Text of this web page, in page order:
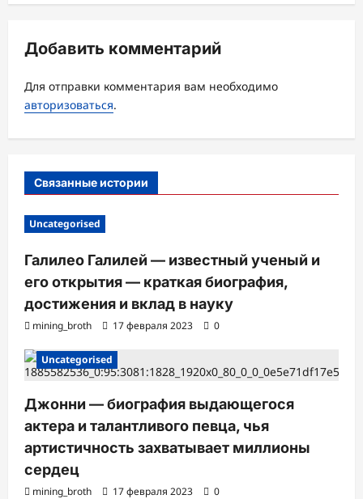
я
з
а
п
и
Добавить комментарий
Для отправки комментария вам необходимо
авторизоваться.
Связанные истории
Uncategorised
Галилео Галилей — известный ученый и
его открытия — краткая биография,
достижения и вклад в науку
mining_broth 17 февраля 2023 0
Uncategorised
Джонни — биография выдающегося
актера и талантливого певца, чья
артистичность захватывает миллионы
сердец
mining_broth 17 февраля 2023
0